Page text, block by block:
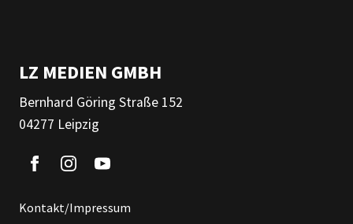
LZ MEDIEN GMBH
Bernhard Göring Straße 152
04277 Leipzig
Kontakt/Impressum